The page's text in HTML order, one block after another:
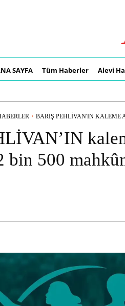
SAYFA Tüm Haberler Alevi
BARIŞ PEHLİVAN'IN KALEME
bin 500